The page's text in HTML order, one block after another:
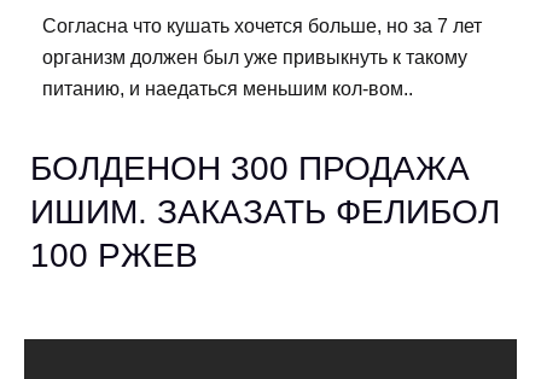
Согласна что кушать хочется больше, но за 7 лет
организм должен был уже привыкнуть к такому
питанию, и наедаться меньшим кол-вом..
БОЛДЕНОН 300 ПРОДАЖА
ИШИМ. ЗАКАЗАТЬ ФЕЛИБОЛ
100 РЖЕВ